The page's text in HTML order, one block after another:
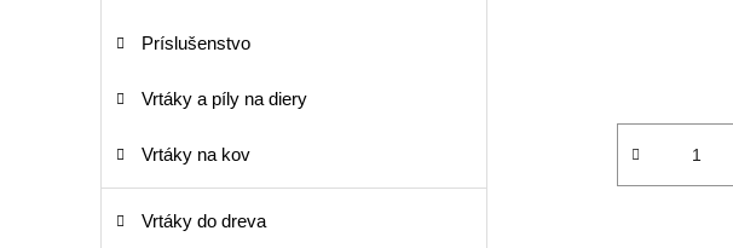
Príslušenstvo
Vrtáky a píly na diery
Vrtáky na kov
Vrtáky do dreva